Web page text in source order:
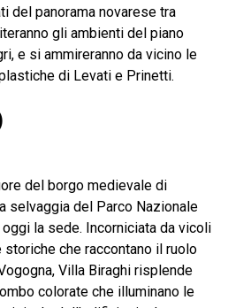
del panorama novarese tra
gli ambienti del piano
e si ammireranno da vicino le
di Levati e Prinetti.
del borgo medievale di
selvaggia del Parco Nazionale
la sede. Incorniciata da vicoli
che raccontano il ruolo
Villa Biraghi risplende
colorate che illuminano le